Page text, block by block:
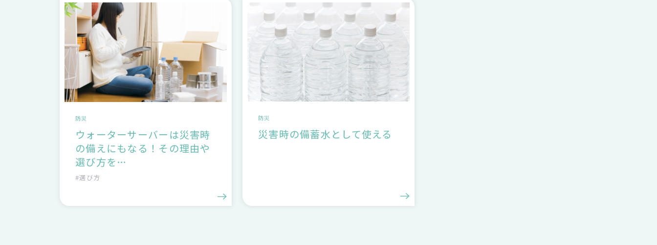
防災
ウォーターサーバーは災害時
の備えにもなる！その理由や
選び方を…
#選び方
防災
災害時の備蓄水として使える